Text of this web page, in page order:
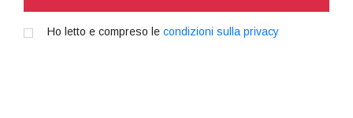
Ho letto e compreso le condizioni sulla privacy